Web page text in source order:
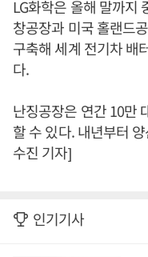
LG화학은 올해 말까지
창공장과 미국 홀랜드
구축해 세계 전기차 배
다.
난징공장은 연간 10만
할 수 있다. 내년부터
수진 기자]
인기기사